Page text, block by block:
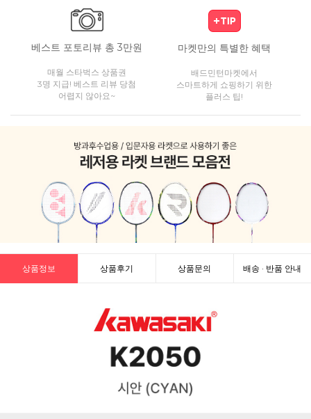
베스트 포토리뷰 총 3만원
매월 스타벅스 상품권
3명 지급! 베스트 리뷰 당첨
어렵지 않아요~
마켓만의 특별한 혜택
배드민턴마켓에서
스마트하게 쇼핑하기 위한
플러스 팁!
상품정보 상품후기 상품문의 배송 · 반품 안내